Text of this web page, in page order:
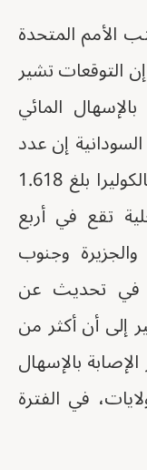
الأمم المتحدة
التوقعات تشير
بالإسهال المائي
إن عدد
الحالات التي يشتبه في إصابتها بالكوليرا بلغ 1.618
67 وفاة، في 22 محلية تقع في أربع
وجنوب
في تحديث عن
إلى أن أكثر من
بالإسهال
في الفترة